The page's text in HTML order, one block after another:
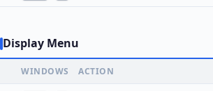
Display Menu
WINDOWS ACTION